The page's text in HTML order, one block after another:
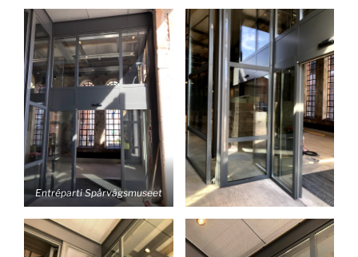
Entréparti Spårvägsmuseet